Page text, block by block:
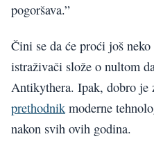
pogoršava.”
Čini se da će proći još
istraživači slože o nultom
Antikythera. Ipak, dobro je
prethodnik moderne
nakon svih ovih godina.